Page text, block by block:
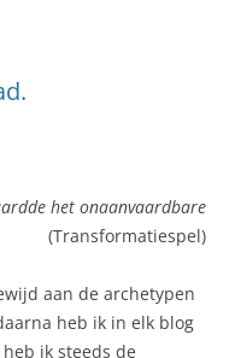
het onaanvaardbare
(Transformatiespel)
aan de archetypen
heb ik in elk blog
ik steeds de